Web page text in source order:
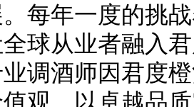
每年一度的挑
球从业者融入
调酒师因君度